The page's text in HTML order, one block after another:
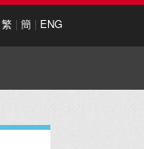
繁 | 簡 | ENG